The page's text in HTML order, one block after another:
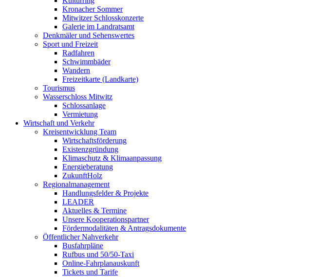
Kronacher Sommer
Mitwitzer Schlosskonzerte
Galerie im Landratsamt
Denkmäler und Sehenswertes
Sport und Freizeit
Radfahren
Schwimmbäder
Wandern
Freizeitkarte (Landkarte)
Tourismus
Wasserschloss Mitwitz
Schlossanlage
Vermietung
Wirtschaft und Verkehr
Kreisentwicklung Team
Wirtschaftsförderung
Existenzgründung
Klimaschutz & Klimaanpassung
Energieberatung
ZukunftHolz
Regionalmanagement
Handlungsfelder & Projekte
LEADER
Aktuelles & Termine
Unsere Kooperationspartner
Fördermodalitäten & Antragsdokumente
Öffentlicher Nahverkehr
Busfahrpläne
Rufbus und 50/50-Taxi
Online-Fahrplanauskunft
Tickets und Tarife